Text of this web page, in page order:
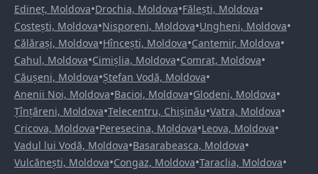
Edineț, Moldova•Drochia, Moldova•Fălești, Moldova•
Costești, Moldova•Nisporeni, Moldova•Ungheni, Moldova•
Călărași, Moldova•Hîncești, Moldova•Cantemir, Moldova•
Cahul, Moldova•Cimișlia, Moldova•Comrat, Moldova•
Căușeni, Moldova•Ștefan Vodă, Moldova•
Anenii Noi, Moldova•Bacioi, Moldova•Glodeni, Moldova•
Țînțăreni, Moldova•Telecentru, Chișinău•Vatra, Moldova•
Cricova, Moldova•Peresecina, Moldova•Leova, Moldova•
Vadul lui Vodă, Moldova•Basarabeasca, Moldova•
Vulcănești, Moldova•Congaz, Moldova•Taraclia, Moldova•